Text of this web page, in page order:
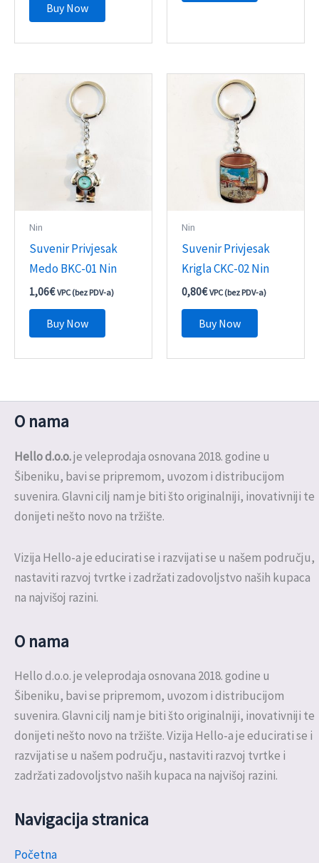
Buy Now
Nin
Suvenir Privjesak
Medo BKC-01 Nin
1,06€ VPC (bez PDV-a)
Buy Now
Nin
Suvenir Privjesak
Krigla CKC-02 Nin
0,80€ VPC (bez PDV-a)
Buy Now
O nama
Hello d.o.o.je veleprodaja osnovana 2018. godine u
Šibeniku, bavi se pripremom, uvozom i distribucijom
suvenira. Glavni cilj nam je biti što originalniji, inovativniji te
donijeti nešto novo na tržište.
Vizija Hello-a je educirati se i razvijati se u našem području,
nastaviti razvoj tvrtke i zadržati zadovoljstvo naših kupaca
na najvišoj razini.
O nama
Hello d.o.o. je veleprodaja osnovana 2018. godine u
Šibeniku, bavi se pripremom, uvozom i distribucijom
suvenira. Glavni cilj nam je biti što originalniji, inovativniji te
donijeti nešto novo na tržište. Vizija Hello-a je educirati se i
razvijati se u našem području, nastaviti razvoj tvrtke i
zadržati zadovoljstvo naših kupaca na najvišoj razini.
Navigacija stranica
Početna